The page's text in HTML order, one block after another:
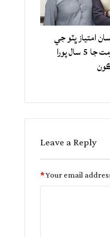
امتياز ڀٽو جي
ملاقات، حڪومت جا 5 سال پورا
Leave a Reply
Your email
*